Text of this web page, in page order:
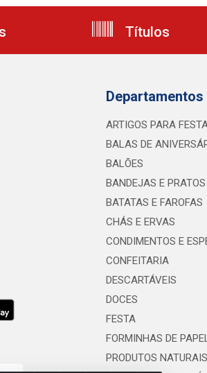
Títulos
Departamentos
ARTIGOS PARA
BALAS DE
BALÕES
BANDEJAS E
BATATAS E FAROFAS
CHÁS E ERVAS
CONDIMENTOS E
CONFEITARIA
DESCARTÁVEIS
DOCES
FESTA
FORMINHAS DE
PRODUTOS NATURAIS